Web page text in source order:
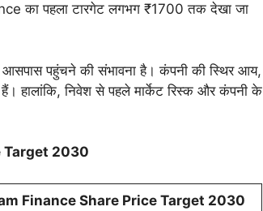
का पहला टारगेट लगभग ₹1700 तक देखा जा
पहुंचने की संभावना है। कंपनी की स्थिर आय,
हालांकि, निवेश से पहले मार्केट रिस्क और कंपनी के
Target 2030
Finance Share Price Target 2030